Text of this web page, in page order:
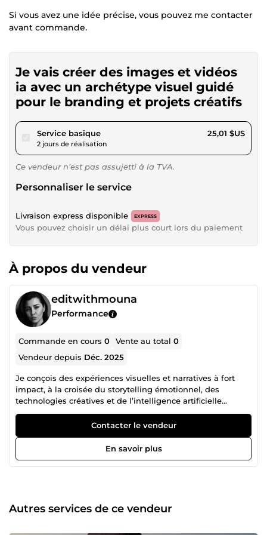
Si vous avez une idée précise, vous pouvez me contacter
avant commande.
Je vais créer des images et vidéos
ia avec un archétype visuel guidé
pour le branding et projets créatifs
Service basiquepour 23,05 $US
2 jours de réalisation
25,01 $US
Ce vendeur n’est pas assujetti à la TVA.
Personnaliser le service
Livraison express disponible EXPRESS
Vous pouvez choisir un délai plus court lors du paiement
À propos du vendeur
editwithmouna
Performance
Commande en cours0 Vente au total0
Vendeur depuis Déc. 2025
Je conçois des expériences visuelles et narratives à fort
impact, à la croisée du storytelling émotionnel, des
technologies créatives et de l’intelligence artificielle
avancée. Mon travail va bien au-delà du simple montage
vidéo. J’interviens sur l’ensemble du processus créatif :
conception de l’idée, narration, direction artistique,
génération visuelle assistée par IA, montage, son et
intégration finale. Chaque projet est pensé comme un
engineering whisper. Cette approche me permet de
générer des scènes, ambiances, personnages et univers
Contacter le vendeur
En savoir plus
Autres services de ce vendeur